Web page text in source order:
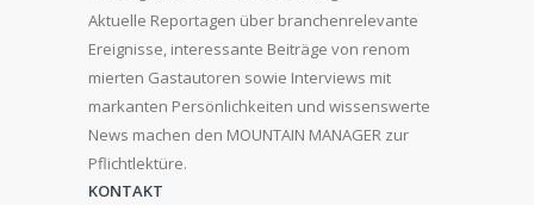
Aktuelle Reportagen über branchenrelevante
Ereignisse, interessante Beiträge von renom
mierten Gastautoren sowie Interviews mit
markanten Persönlichkeiten und wissenswerte
News machen den MOUNTAIN MANAGER zur
Pflichtlektüre.
KONTAKT